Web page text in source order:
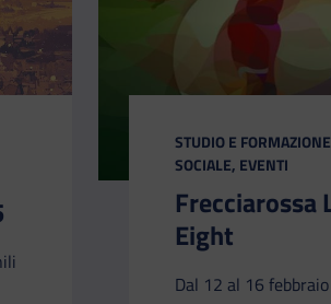
CATEGORIA:
STUDIO E
SOCIALE, EVENTI
Frecciarossa
Eight
Dal 12 al 16